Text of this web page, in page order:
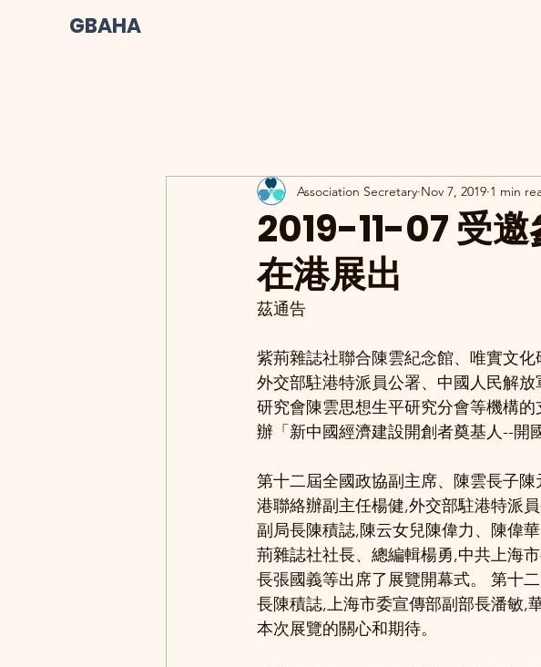
GBAHA
2019-11-07 受
在港展出
Association Secretary Nov 7, 2019 1 min
茲通告
紫荊雜誌社聯合陳雲紀念館、唯實文化
外交部駐港特派員公署、中國人民解
研究會陳雲思想生平研究分會等機構
辦「新中國經濟建設開創者奠基人--開
第十二屆全國政協副主席、陳雲長子
港聯絡辦副主任楊健,外交部駐港特派
副局長陳積誌,陳云女兒陳偉力、陳偉
荊雜誌社社長、總編輯楊勇,中共上海
長張國義等出席了展覽開幕式。 第十
長陳積誌,上海市委宣傳部副部長潘敏,
本次展覽的關心和期待。